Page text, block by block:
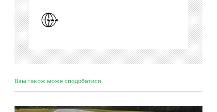
Вам також може сподобатися